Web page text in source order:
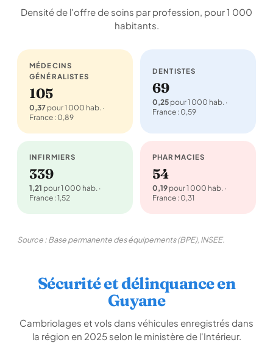
Densité de l'offre de soins par profession, pour 1 000
habitants.
MÉDECINS
GÉNÉRALISTES
105
0,37 pour 1 000 hab. ·
France : 0,89
DENTISTES
69
0,25 pour 1 000 hab. ·
France : 0,59
INFIRMIERS
339
1,21 pour 1 000 hab. ·
France : 1,52
PHARMACIES
54
0,19 pour 1 000 hab. ·
France : 0,31
Source : Base permanente des équipements (BPE), INSEE.
Sécurité et délinquance en
Guyane
Cambriolages et vols dans véhicules enregistrés dans
la région en 2025 selon le ministère de l'Intérieur.